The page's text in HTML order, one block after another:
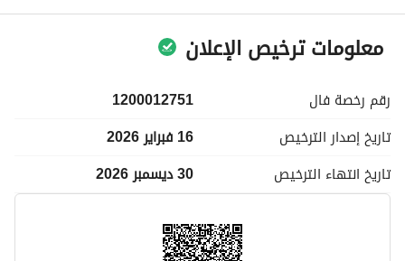
معلومات ترخيص الإعلان
رقم رخصة فال
1200012751
تاريخ إصدار الترخيص
16 فبراير 2026
تاريخ انتهاء الترخيص 30 ديسمبر 2026